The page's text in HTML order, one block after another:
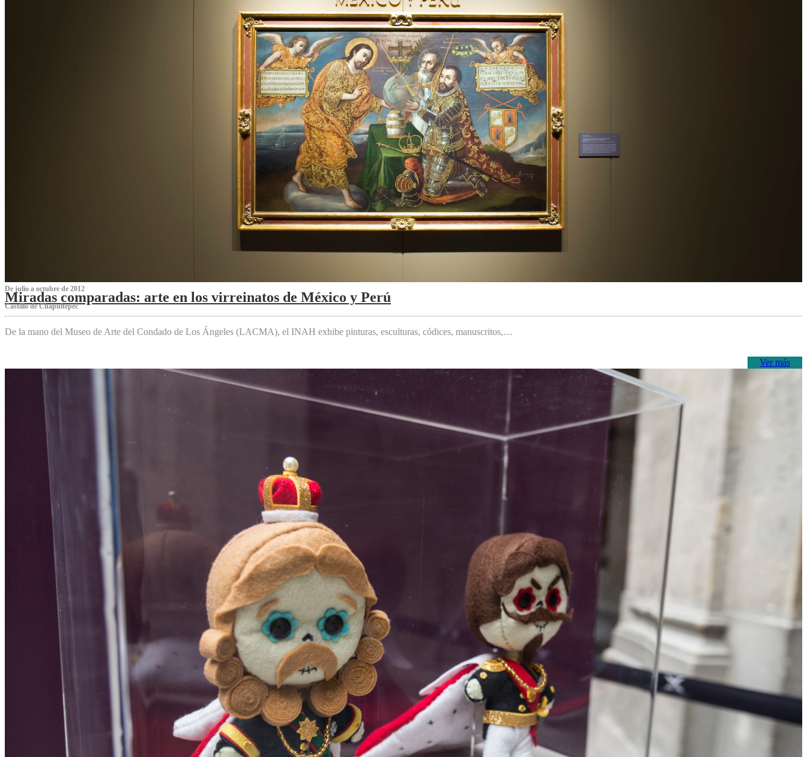
De julio a octubre de 2012
Miradas comparadas: arte en los virreinatos de México y Perú
Castillo de Chapultepec
De la mano del Museo de Arte del Condado de Los Ángeles (LACMA), el INAH exhibe pinturas, esculturas, códices, manuscritos,…
Ver más